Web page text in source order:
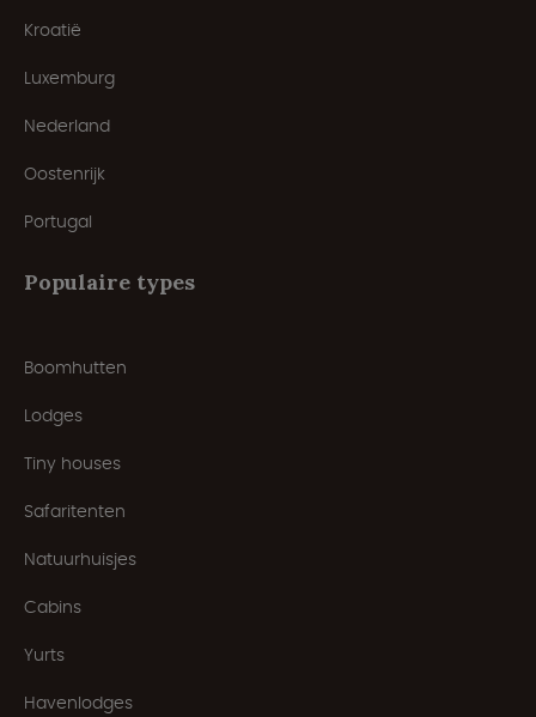
Kroatië
Luxemburg
Nederland
Oostenrijk
Portugal
Populaire types
Boomhutten
Lodges
Tiny houses
Safaritenten
Natuurhuisjes
Cabins
Yurts
Havenlodges